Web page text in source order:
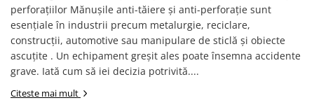
Electrozi și sârmă sudură
Echipamente sudura
Etanșare, Izolare, Lipire
Materiale izolare, etansare
Spume, Silicoane, Adezivi & Conexe
perforațiilor Mănușile anti-tăiere și anti-perforație sunt
esențiale în industrii precum metalurgie, reciclare,
construcții, automotive sau manipulare de sticlă și obiecte
ascuțite . Un echipament greșit ales poate însemna accidente
grave. Iată cum să iei decizia potrivită....
Citeste mai mult